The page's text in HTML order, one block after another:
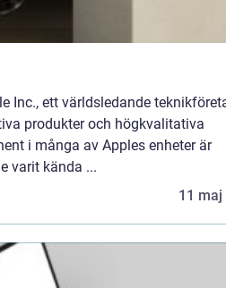
Inc., ett världsledande
produkter och högkvalitativa
i många av Apples enheter är
varit kända ...
11 maj